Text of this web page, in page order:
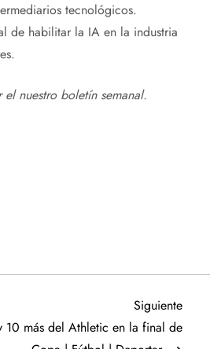
tecnológicos.
de habilitar la IA en la industria
nuestro boletín semanal.
Siguiente
10 más del Athletic en la final de